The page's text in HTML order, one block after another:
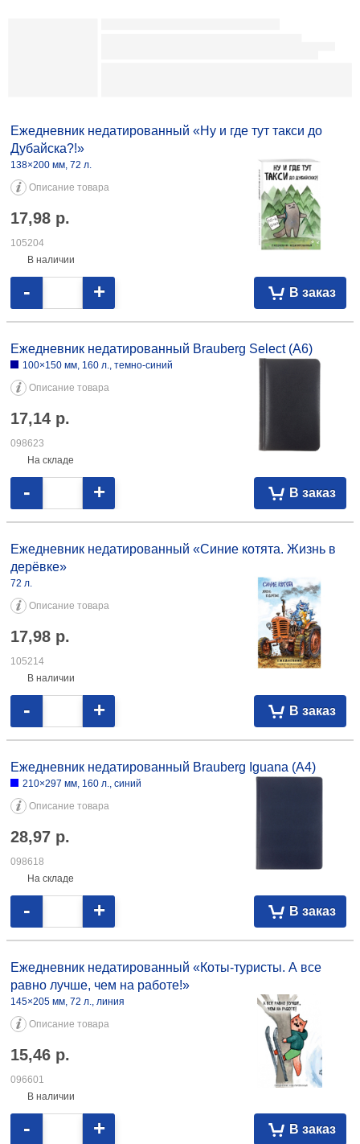
Ежедневник недатированный «Выбор есть» 130×205 мм, 128 л.,
«Кошка» 15,76 113243
Ежедневник недатированный «Ну и где тут такси до
Дубайска?!»
138×200 мм, 72 л.
Описание товара
17,98р.
105204
В наличии
- +
Ежедневник недатированный Brauberg Select (А6)
100×150 мм, 160 л., темно-синий
Описание товара
17,14р.
098623
На складе
В заказ
-
Ежедневник недатированный «Синие котята. Жизнь в
дерёвке»
72 л.
Описание товара
17,98р.
105214
В наличии
- +
Ежедневник недатированный Brauberg Iguana (А4)
210×297 мм, 160 л., синий
Описание товара
28,97р.
098618
На складе
В заказ
- +
Ежедневник недатированный «Коты-туристы. А все
равно лучше, чем на работе!»
145×205 мм, 72 л., линия
Описание товара